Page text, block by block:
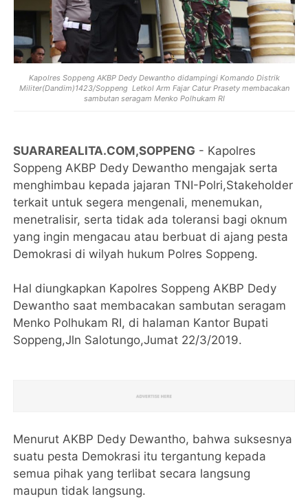
Kapolres Soppeng AKBP Dedy Dewantho didampingi Komando Distrik
Militer(Dandim)1423/Soppeng Letkol Arm Fajar Catur Prasety membacakan
sambutan seragam Menko Polhukam RI
SUARAREALITA.COM,SOPPENG - Kapolres
Soppeng AKBP Dedy Dewantho mengajak serta
menghimbau kepada jajaran TNI-Polri,Stakeholder
terkait untuk segera mengenali, menemukan,
menetralisir, serta tidak ada toleransi bagi oknum
yang ingin mengacau atau berbuat di ajang pesta
Demokrasi di wilyah hukum Polres Soppeng.
Hal diungkapkan Kapolres Soppeng AKBP Dedy
Dewantho saat membacakan sambutan seragam
Menko Polhukam RI, di halaman Kantor Bupati
Soppeng,Jln Salotungo,Jumat 22/3/2019.
Menurut AKBP Dedy Dewantho, bahwa suksesnya
suatu pesta Demokrasi itu tergantung kepada
semua pihak yang terlibat secara langsung
maupun tidak langsung.